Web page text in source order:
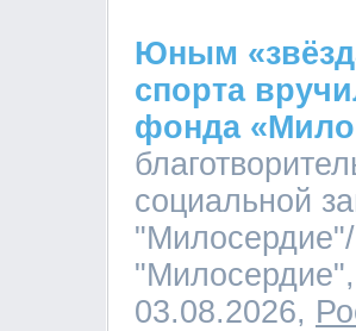
Юным
спорта
фонда
социальной
03.08.2026,